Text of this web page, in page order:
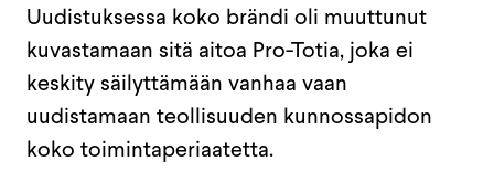
Uudistuksessa koko brändi oli muuttunut
kuvastamaan sitä aitoa Pro-Totia, joka ei
keskity säilyttämään vanhaa vaan
uudistamaan teollisuuden kunnossapidon
koko toimintaperiaatetta.